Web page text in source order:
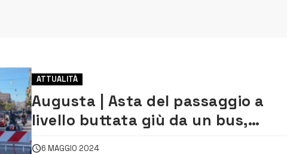
ATTUALITÀ
Augusta | Asta del passaggio a
livello buttata giù da un bus,
traffico in tilt
6 MAGGIO 2024